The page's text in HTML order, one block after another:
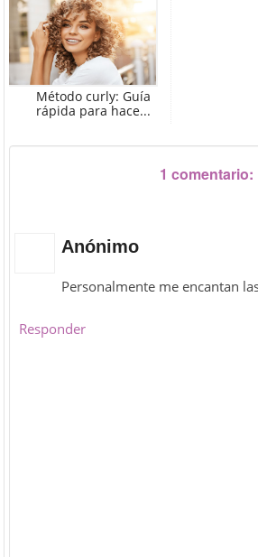
Método curly: Guía
rápida para hace...
1 comentario:
Anónimo
Personalmente me encantan
Responder